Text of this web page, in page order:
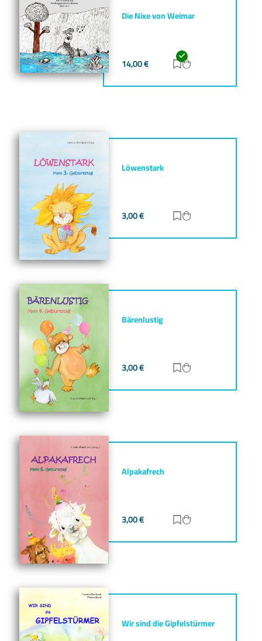
Die Nixe von Weimar
14,00€ Zur Merkliste
Löwenstark
3,00€ Zur Merkliste
Bärenlustig
3,00€ Zur Merkliste
Alpakafrech
3,00€ Zur Merkliste
Wir sind die Gipfelstürmer